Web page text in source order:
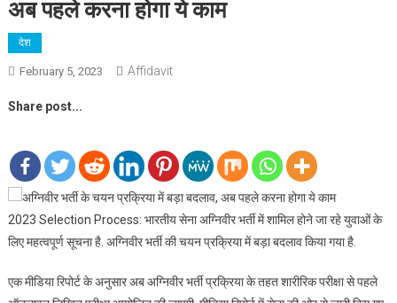
अब पहले करना होगा ये काम
देश
February 5, 2023 Affidavit
Share post...
2023 Selection Process: भारतीय सेना अग्निवीर भर्ती में शामिल होने जा रहे युवाओं के
लिए महत्वपूर्ण सूचना है. अग्निवीर भर्ती की चयन प्रक्रिया में बड़ा बदलाव किया गया है.
एक मीडिया रिपोर्ट के अनुसार अब अग्निवीर भर्ती प्रक्रिया के तहत शारीरिक परीक्षा से पहले